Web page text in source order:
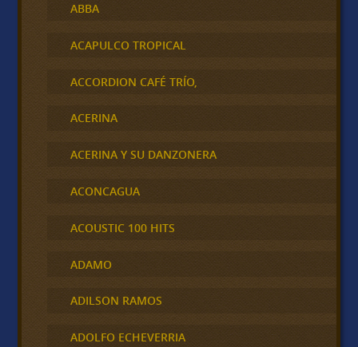
ABBA
ACAPULCO TROPICAL
ACCORDION CAFÉ TRÍO,
ACERINA
ACERINA Y SU DANZONERA
ACONCAGUA
ACOUSTIC 100 HITS
ADAMO
ADILSON RAMOS
ADOLFO ECHEVERRIA